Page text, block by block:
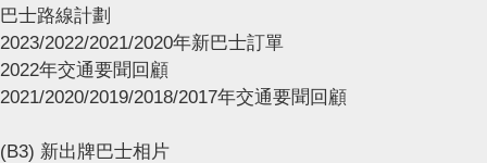
巴士路線計劃
2023/2022/2021/2020年新巴士訂單
2022年交通要聞回顧
2021/2020/2019/2018/2017年交通要聞回顧
(B3) 新出牌巴士相片